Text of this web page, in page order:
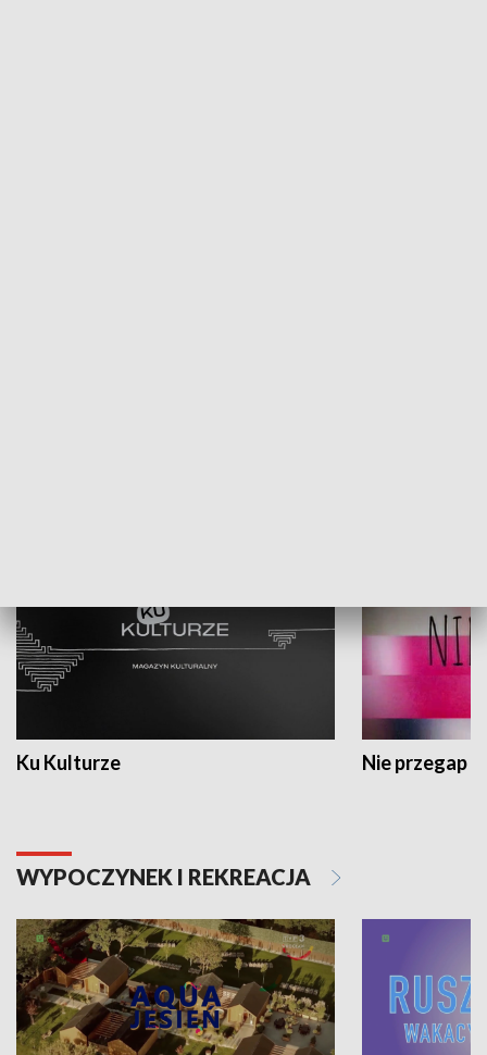
Ku Kulturze Nie przegap
WYPOCZYNEK I REKREACJA